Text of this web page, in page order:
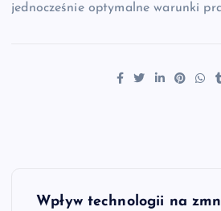
jednocześnie optymalne warunki
NWpływ technologii na